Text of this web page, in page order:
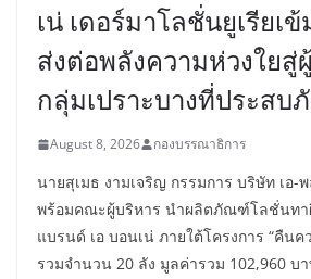
เน่ เดอร์มาโลชั่นยูเรียเ
ส่งต่อพลังความห่วงใยสู่
กลุ่มเปราะบางที่ประส
August 8, 2026 กองบรรณาธิการ
นายสุเมธ งามเจริญ กรรมการ บริษัท เอ-
พร้อมคณะผู้บริหาร นำผลิตภัณฑ์โลชั่นทา
แบรนด์ เอ บอนเน่ ภายใต้โครงการ “คืน
รวมจำนวน 20 ลัง มูลค่ารวม 102,960 บ